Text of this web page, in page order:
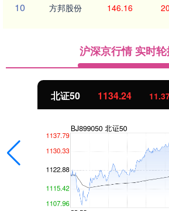
10 方邦股份 146.16
沪深京行情 实时
北证50 1134.24